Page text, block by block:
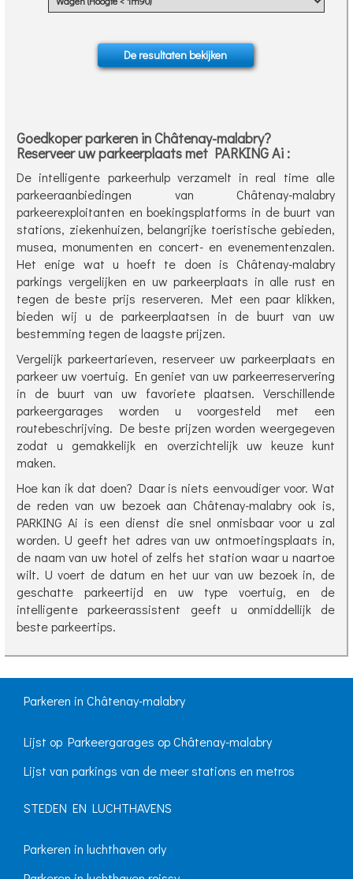
Goedkoper parkeren in Châtenay-malabry?
Reserveer uw parkeerplaats met PARKING Ai :
De intelligente parkeerhulp verzamelt in real time alle
parkeeraanbiedingen van Châtenay-malabry
parkeerexploitanten en boekingsplatforms in de buurt van
stations, ziekenhuizen, belangrijke toeristische gebieden,
musea, monumenten en concert- en evenementenzalen.
Het enige wat u hoeft te doen is Châtenay-malabry
parkings vergelijken en uw parkeerplaats in alle rust en
tegen de beste prijs reserveren. Met een paar klikken,
bieden wij u de parkeerplaatsen in de buurt van uw
bestemming tegen de laagste prijzen.
Vergelijk parkeertarieven, reserveer uw parkeerplaats en
parkeer uw voertuig. En geniet van uw parkeerreservering
in de buurt van uw favoriete plaatsen. Verschillende
parkeergarages worden u voorgesteld met een
routebeschrijving. De beste prijzen worden weergegeven
zodat u gemakkelijk en overzichtelijk uw keuze kunt
maken.
Hoe kan ik dat doen? Daar is niets eenvoudiger voor. Wat
de reden van uw bezoek aan Châtenay-malabry ook is,
PARKING Ai is een dienst die snel onmisbaar voor u zal
worden. U geeft het adres van uw ontmoetingsplaats in,
de naam van uw hotel of zelfs het station waar u naartoe
wilt. U voert de datum en het uur van uw bezoek in, de
geschatte parkeertijd en uw type voertuig, en de
intelligente parkeerassistent geeft u onmiddellijk de
beste parkeertips.
Parkeren in Châtenay-malabry
Lijst op Parkeergarages op Châtenay-malabry
Lijst van parkings van de meer stations en metros
STEDEN EN LUCHTHAVENS
Parkeren in luchthaven orly